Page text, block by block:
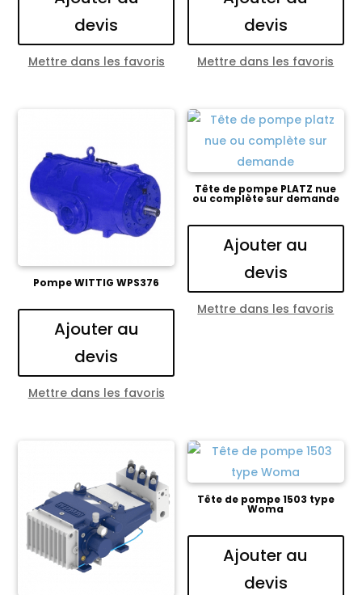
devis
Mettre dans les favoris
devis
Mettre dans les favoris
Pompe WITTIG WPS376
Ajouter au
devis
Mettre dans les favoris
Tête de pompe PLATZ nue
ou complète sur demande
Ajouter au
devis
Mettre dans les favoris
Tête de pompe 1503 type
Woma
Ajouter au
devis